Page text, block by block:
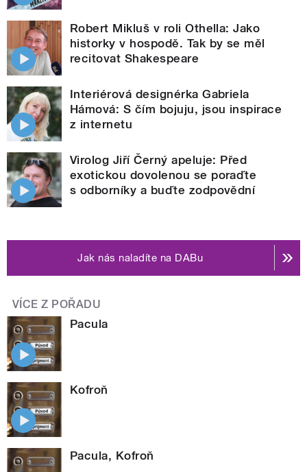
Robert Mikluš v roli Othella: Jako
historky v hospodě. Tak by se měl
recitovat Shakespeare
Interiérová designérka Gabriela
Hámová: S čím bojuju, jsou inspirace
z internetu
Virolog Jiří Černý apeluje: Před
exotickou dovolenou se poraďte
s odborníky a buďte zodpovědní
Jak nás naladíte na DABu
VÍCE Z POŘADU
Pacula
Kofroň
Pacula, Kofroň